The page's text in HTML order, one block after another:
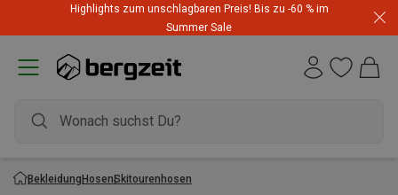
Highlights zum unschlagbaren Preis! Bis zu -60 % im
Summer Sale
BekleidungHosenSkitourenhosen